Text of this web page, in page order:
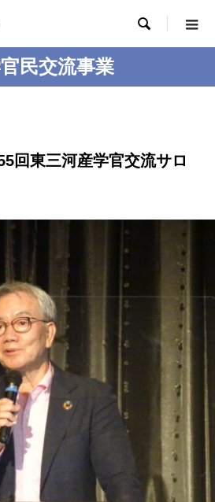

民交流事業
回東三河産学官交流サロ